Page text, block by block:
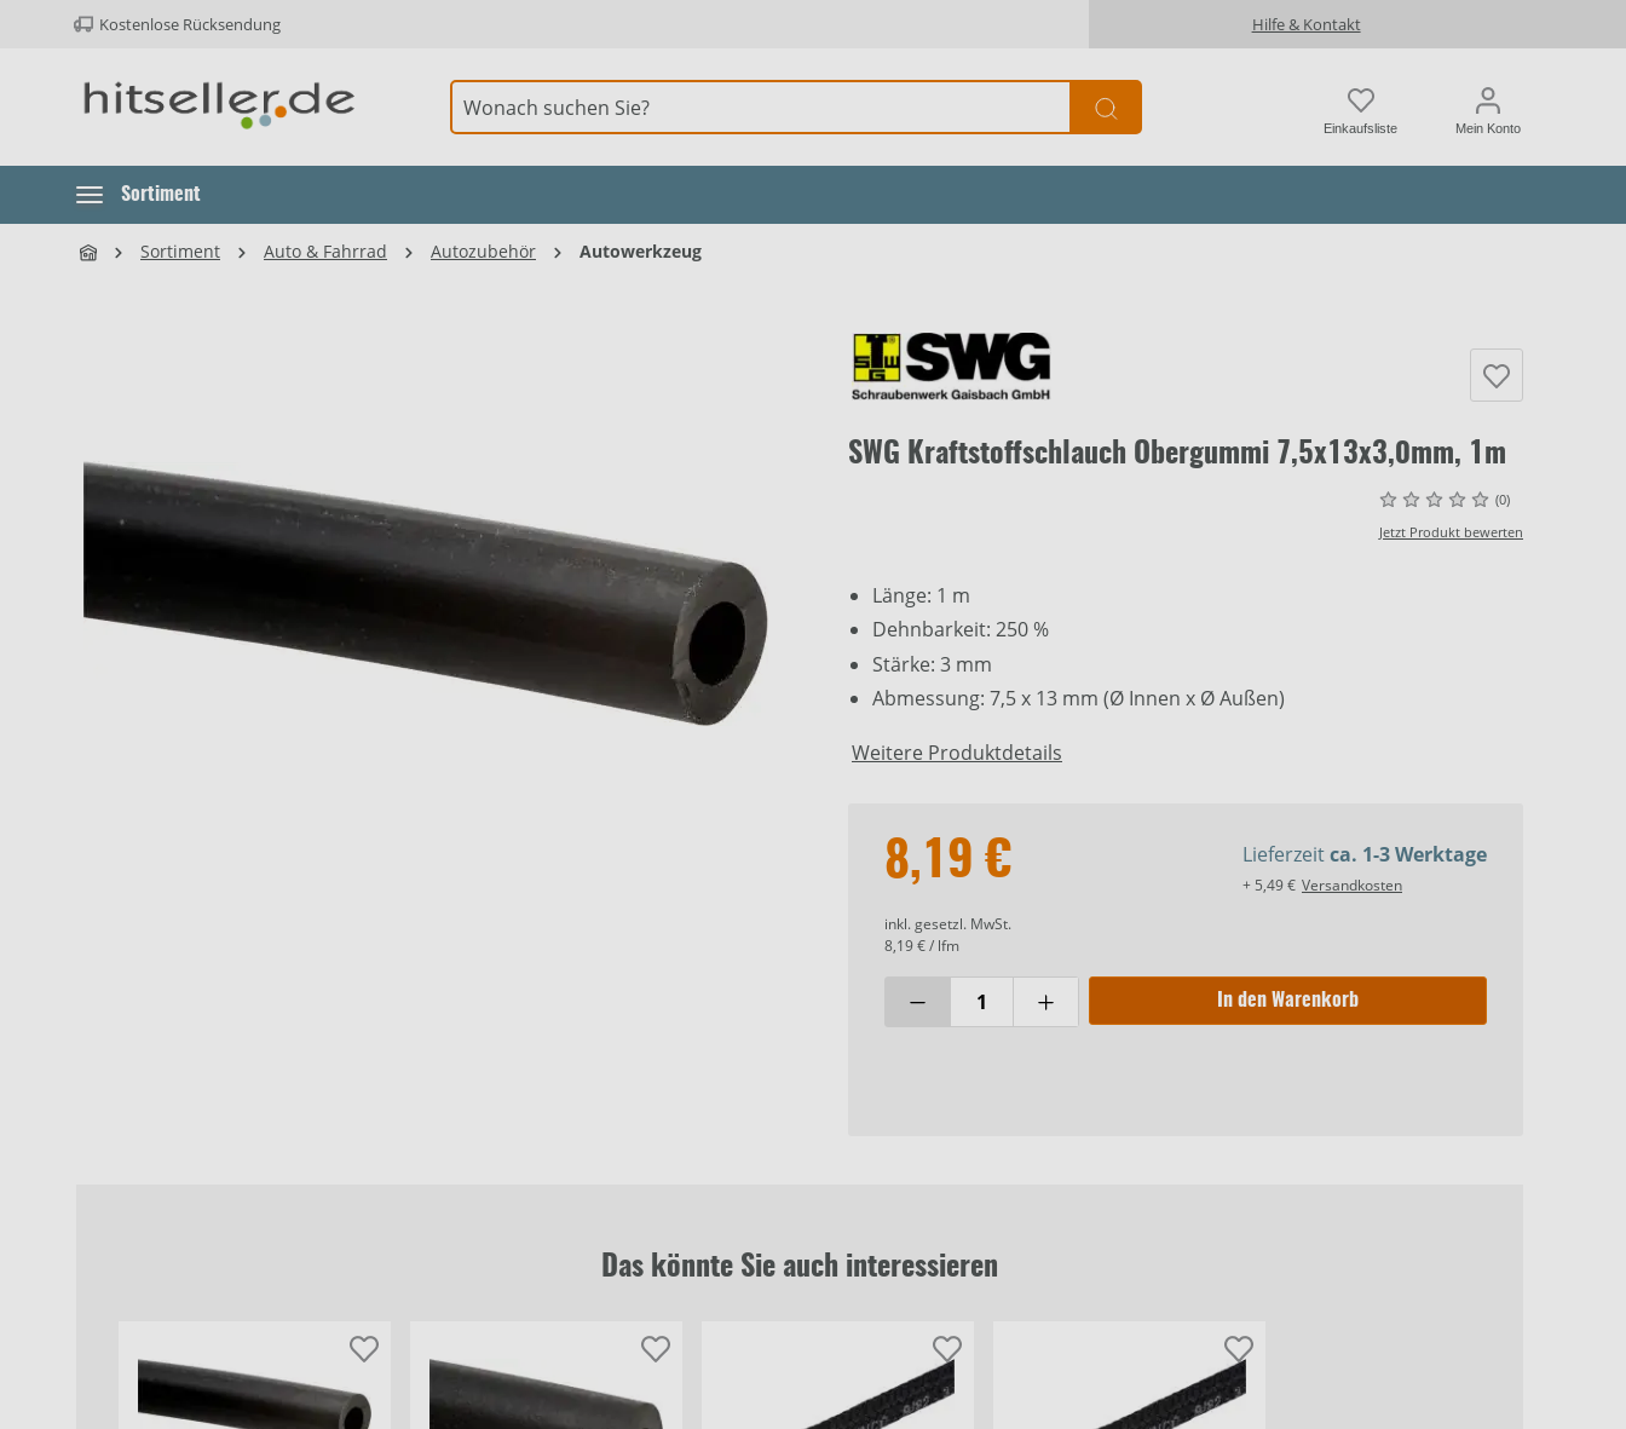
Hauptnavigation springen
Kostenlose Rücksendung Hilfe & Kontakt
Einkaufsliste Mein Konto
Sortiment
Sortiment Auto & Fahrrad Autozubehör Autowerkzeug
SWG Kraftstoffschlauch Obergummi 7,5x13x3,0mm, 1m
(0)
Jetzt Produkt bewerten
Länge: 1 m
Dehnbarkeit: 250 %
Stärke: 3 mm
Abmessung: 7,5 x 13 mm (Ø Innen x Ø Außen)
Weitere Produktdetails
8,19 €
inkl. gesetzl. MwSt.
8,19 € / lfm
Lieferzeitca. 1-3 Werktage
+ 5,49 € Versandkosten
In den Warenkorb
Das könnte Sie auch interessieren